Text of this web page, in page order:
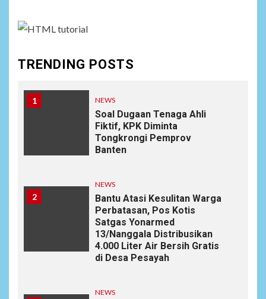
TRENDING POSTS
1 NEWS
Soal Dugaan Tenaga Ahli
Fiktif, KPK Diminta
Tongkrongi Pemprov
Banten
2
NEWS
Bantu Atasi Kesulitan Warga
Perbatasan, Pos Kotis
Satgas Yonarmed
13/Nanggala Distribusikan
4.000 Liter Air Bersih Gratis
di Desa Pesayah
NEWS